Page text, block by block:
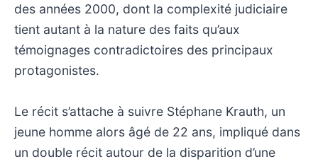
des années 2000, dont la complexité judiciaire
tient autant à la nature des faits qu’aux
témoignages contradictoires des principaux
protagonistes.
Le récit s’attache à suivre Stéphane Krauth, un
jeune homme alors âgé de 22 ans, impliqué dans
un double récit autour de la disparition d’une